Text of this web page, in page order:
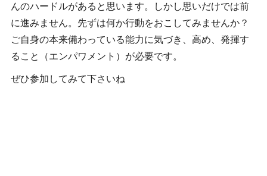
んのハードルがあると思います。しかし思いだけでは前
に進みません。先ずは何か行動をおこしてみませんか？
ご自身の本来備わっている能力に気づき、高め、発揮す
ること（エンパワメント）が必要です。
ぜひ参加してみて下さいね